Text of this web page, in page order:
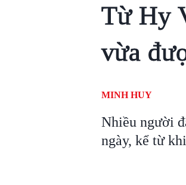
Từ Hy
vừa
MINH HUY
Nhiều người
ngày, kể từ